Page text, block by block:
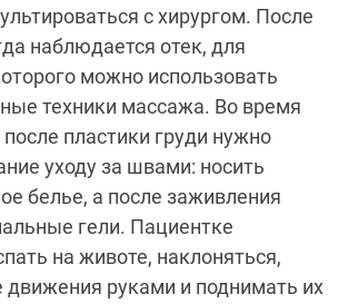
с хирургом. После
наблюдается отек, для
можно использовать
техники массажа. Во время
пластики груди нужно
уходу за швами: носить
белье, а после заживления
гели. Пациентке
на животе, наклоняться,
движения руками и поднимать их